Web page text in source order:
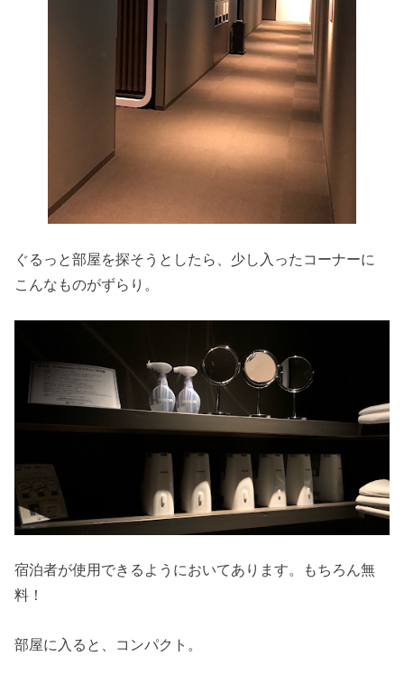
ぐるっと部屋を探そうとしたら、少し入ったコーナーに
こんなものがずらり。
宿泊者が使用できるようにおいてあります。もちろん無
料！
部屋に入ると、コンパクト。